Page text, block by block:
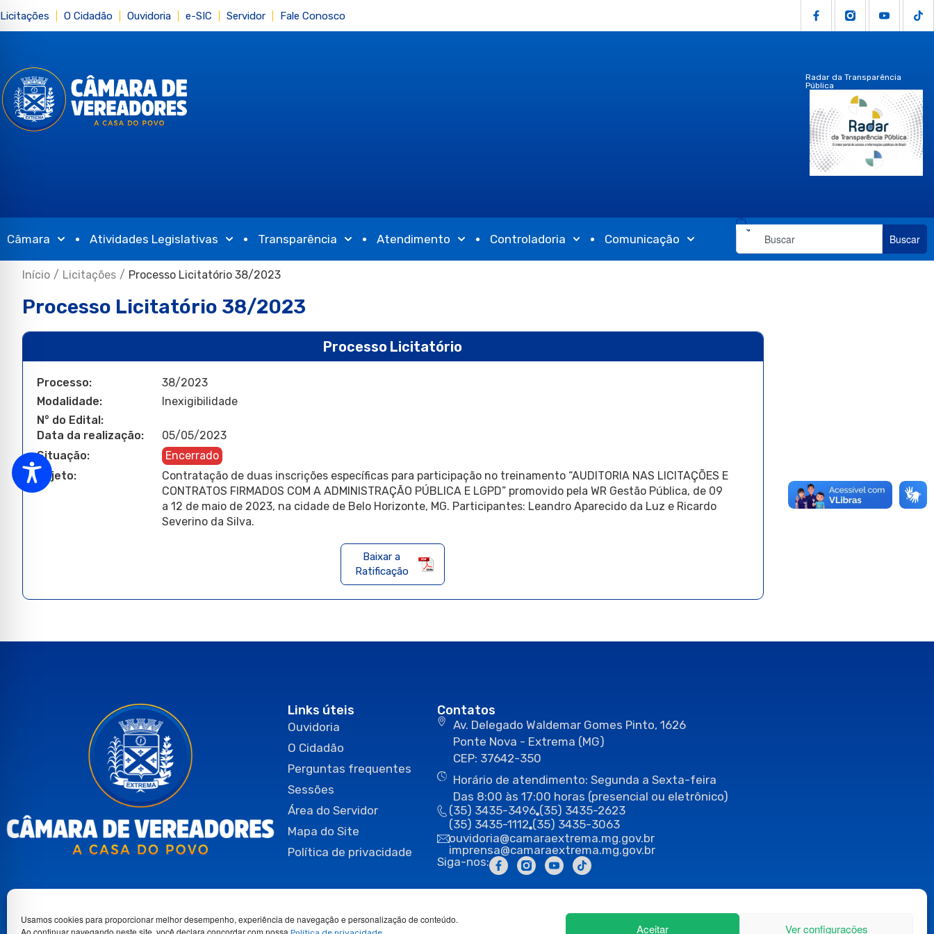
Usamos cookies para proporcionar melhor desempenho, experiência de navegação e personalização de conteúdo.
Ao continuar navegando neste site, você declara concordar com nossa
Aceitar Ver configurações
Licitações O Cidadão Ouvidoria e-SIC Servidor Fale Conosco
Radar da Transparência
Pública
Câmara Atividades Legislativas Transparência Atendimento Controladoria Comunicação Buscar
Início / Licitações / Processo Licitatório 38/2023
Processo Licitatório 38/2023
Processo Licitatório
Processo:
38/2023
Modalidade:
Inexigibilidade
N° do Edital:
Data da realização:
05/05/2023
Situação:
Encerrado
Objeto:
Contratação de duas inscrições específicas para participação no treinamento “AUDITORIA NAS LICITAÇÕES E
CONTRATOS FIRMADOS COM A ADMINISTRAÇÃO PÚBLICA E LGPD” promovido pela WR Gestão Pública, de 09
a 12 de maio de 2023, na cidade de Belo Horizonte, MG. Participantes: Leandro Aparecido da Luz e Ricardo
Severino da Silva.
Baixar a
Ratificação
Links úteis
Ouvidoria
O Cidadão
Perguntas frequentes
Sessões
Área do Servidor
Mapa do Site
Política de privacidade
Contatos
Av. Delegado Waldemar Gomes Pinto, 1626
Ponte Nova - Extrema (MG)
CEP: 37642-350
Horário de atendimento: Segunda a Sexta-feira
Das 8:00 às 17:00 horas (presencial ou eletrônico)
(35) 3435-3496 (35) 3435-2623
(35) 3435-1112 (35) 3435-3063
ouvidoria@camaraextrema.mg.gov.br
imprensa@camaraextrema.mg.gov.br
Siga-nos: